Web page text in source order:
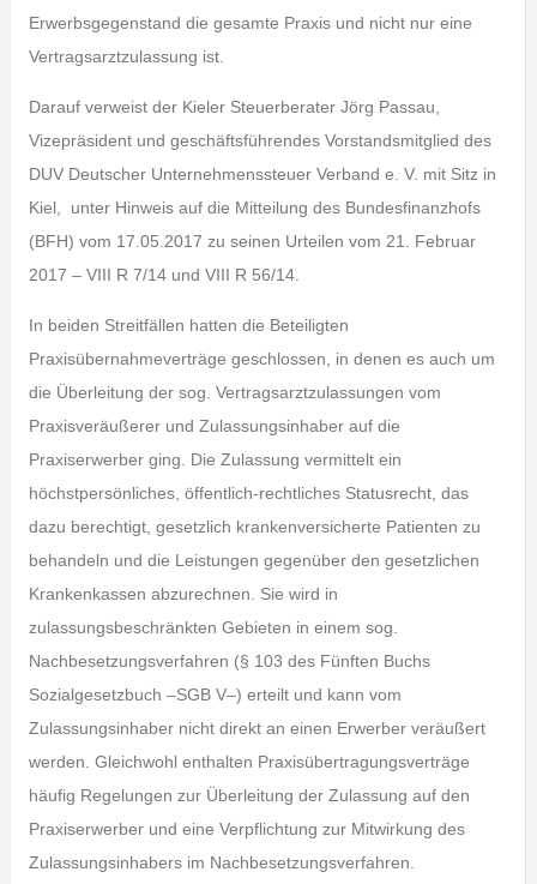
Erwerbsgegenstand die gesamte Praxis und nicht nur eine
Vertragsarztzulassung ist.
Darauf verweist der Kieler Steuerberater Jörg Passau,
Vizepräsident und geschäftsführendes Vorstandsmitglied des
DUV Deutscher Unternehmenssteuer Verband e. V. mit Sitz in
Kiel, unter Hinweis auf die Mitteilung des Bundesfinanzhofs
(BFH) vom 17.05.2017 zu seinen Urteilen vom 21. Februar
2017 – VIII R 7/14 und VIII R 56/14.
In beiden Streitfällen hatten die Beteiligten
Praxisübernahmeverträge geschlossen, in denen es auch um
die Überleitung der sog. Vertragsarztzulassungen vom
Praxisveräußerer und Zulassungsinhaber auf die
Praxiserwerber ging. Die Zulassung vermittelt ein
höchstpersönliches, öffentlich-rechtliches Statusrecht, das
dazu berechtigt, gesetzlich krankenversicherte Patienten zu
behandeln und die Leistungen gegenüber den gesetzlichen
Krankenkassen abzurechnen. Sie wird in
zulassungsbeschränkten Gebieten in einem sog.
Nachbesetzungsverfahren (§ 103 des Fünften Buchs
Sozialgesetzbuch –SGB V–) erteilt und kann vom
Zulassungsinhaber nicht direkt an einen Erwerber veräußert
werden. Gleichwohl enthalten Praxisübertragungsverträge
häufig Regelungen zur Überleitung der Zulassung auf den
Praxiserwerber und eine Verpflichtung zur Mitwirkung des
Zulassungsinhabers im Nachbesetzungsverfahren.